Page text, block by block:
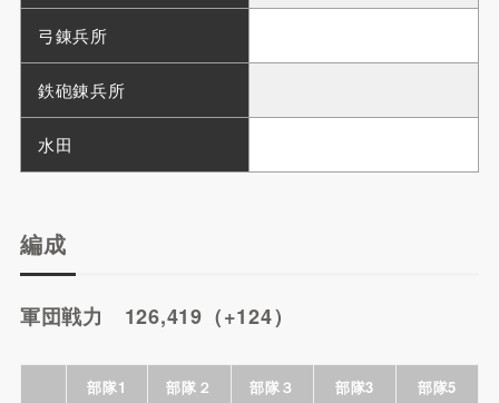
弓錬兵所
鉄砲錬兵所
水田
編成
軍団戦力 126,419（+124）
部隊1 部隊２ 部隊３ 部隊3 部隊5